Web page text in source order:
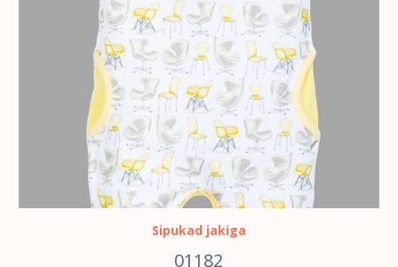
VALI
Sipukad jakiga
01182